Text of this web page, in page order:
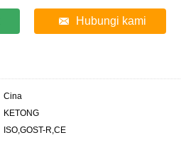
Hubungi kami
Cina
KETONG
ISO,GOST-R,CE